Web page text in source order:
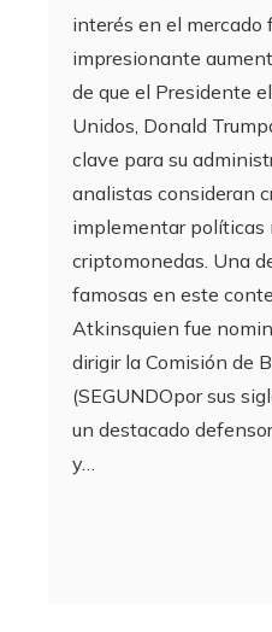
interés en el mercado
impresionante
de que el Presidente
Unidos, Donald
clave para su
analistas consideran
implementar políticas
criptomonedas. Una
famosas en este
Atkinsquien fue
dirigir la Comisión de
(SEGUNDOpor sus
un destacado
y…